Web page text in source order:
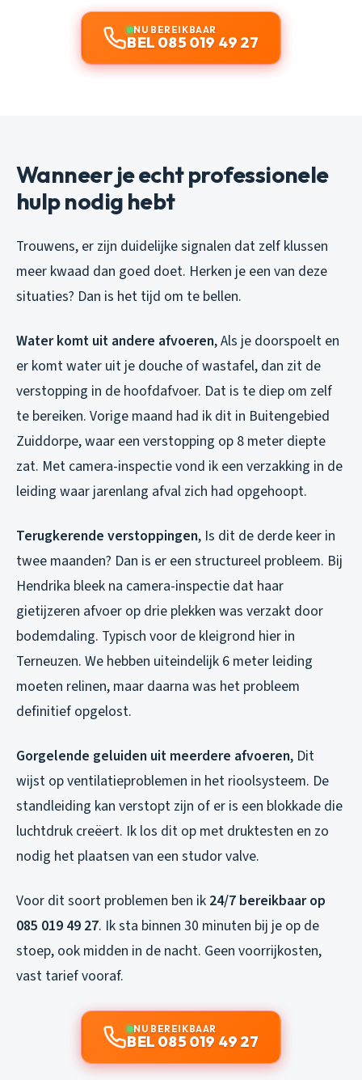
NU BEREIKBAAR
BEL 085 019 49 27
Wanneer je echt professionele
hulp nodig hebt
Trouwens, er zijn duidelijke signalen dat zelf klussen
meer kwaad dan goed doet. Herken je een van deze
situaties? Dan is het tijd om te bellen.
Water komt uit andere afvoeren, Als je doorspoelt en
er komt water uit je douche of wastafel, dan zit de
verstopping in de hoofdafvoer. Dat is te diep om zelf
te bereiken. Vorige maand had ik dit in Buitengebied
Zuiddorpe, waar een verstopping op 8 meter diepte
zat. Met camera-inspectie vond ik een verzakking in de
leiding waar jarenlang afval zich had opgehoopt.
Terugkerende verstoppingen, Is dit de derde keer in
twee maanden? Dan is er een structureel probleem. Bij
Hendrika bleek na camera-inspectie dat haar
gietijzeren afvoer op drie plekken was verzakt door
bodemdaling. Typisch voor de kleigrond hier in
Terneuzen. We hebben uiteindelijk 6 meter leiding
moeten relinen, maar daarna was het probleem
definitief opgelost.
Gorgelende geluiden uit meerdere afvoeren, Dit
wijst op ventilatieproblemen in het rioolsysteem. De
standleiding kan verstopt zijn of er is een blokkade die
luchtdruk creëert. Ik los dit op met druktesten en zo
nodig het plaatsen van een studor valve.
Voor dit soort problemen ben ik 24/7 bereikbaar op
085 019 49 27. Ik sta binnen 30 minuten bij je op de
stoep, ook midden in de nacht. Geen voorrijkosten,
vast tarief vooraf.
NU BEREIKBAAR
BEL 085 019 49 27